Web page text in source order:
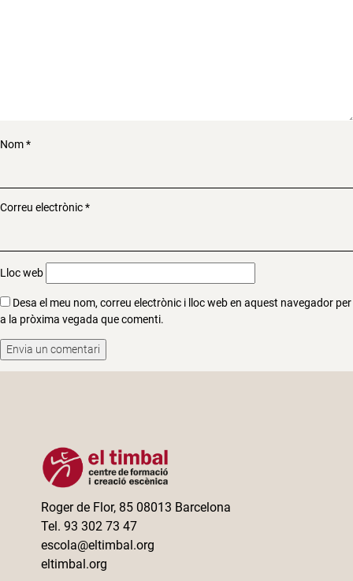
Nom*
Correu electrònic*
Lloc web
Desa el meu nom, correu electrònic i lloc web en aquest navegador per
a la pròxima vegada que comenti.
Roger de Flor, 85 08013 Barcelona
Tel. 93 302 73 47
escola@eltimbal.org
eltimbal.org